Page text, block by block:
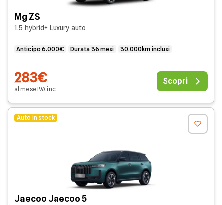
Mg ZS
1.5 hybrid+ Luxury auto
Anticipo 6.000€ Durata 36 mesi 30.000km inclusi
283€
al meseIVAinc.
Scopri
Auto in stock
Jaecoo Jaecoo 5